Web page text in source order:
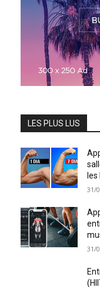
LES PLUS LUS
31/
31/